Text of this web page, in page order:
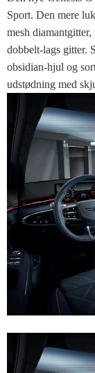
Sport. Den mere
mesh
dobbelt-lags gitter.
obsidian-hjul og
udstødning med